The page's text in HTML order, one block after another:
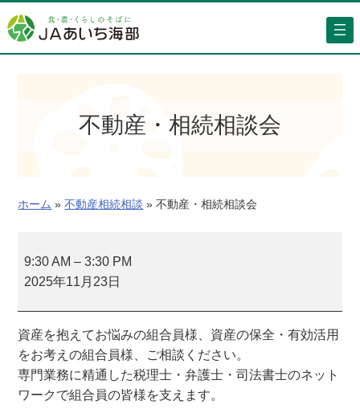
容
を
不動産・相続相談会
ホーム » 不動産相続相談 » 不動産・相続相談会
動
産
続
相
談
会
9:30 AM –3:30 PM
2025年11月23日
資産を抱えてお悩みの組合員様、資産の保全・有効活用
をお考えの組合員様、ご相談ください。
専門業務に精通した税理士・弁護士・司法書士のネット
ワークで組合員の皆様を支えます。